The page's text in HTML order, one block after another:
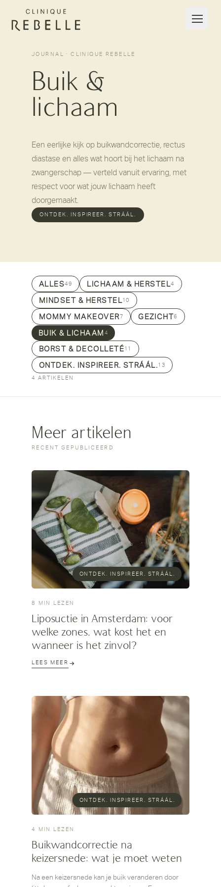
JOURNAL · CLINIQUE REBELLE
Buik &
lichaam
Een eerlijke kijk op buikwandcorrectie, rectus
diastase en alles wat hoort bij het lichaam na
zwangerschap — verteld vanuit ervaring, met
respect voor wat jouw lichaam heeft
doorgemaakt.
ONTDEK. INSPIREER. STRÁÁL.
ALLES49 LICHAAM & HERSTEL4
MINDSET & HERSTEL10
MOMMY MAKEOVER7 GEZICHT6
BUIK & LICHAAM 4
BORST & DECOLLETÉ11
ONTDEK. INSPIREER. STRÁÁL.13
4 ARTIKELEN
Meer artikelen
RECENT GEPUBLICEERD
ONTDEK. INSPIREER. STRÁÁL.
8 MIN LEZEN
Liposuctie in Amsterdam: voor
welke zones, wat kost het en
wanneer is het zinvol?
LEES MEER
ONTDEK. INSPIREER. STRÁÁL.
4 MIN LEZEN
Buikwandcorrectie na
keizersnede: wat je moet weten
Na een keizersnede kan je buik veranderen door